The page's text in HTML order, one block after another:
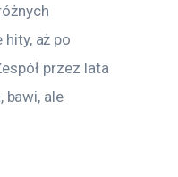
aż po
przez lata
bawi, ale